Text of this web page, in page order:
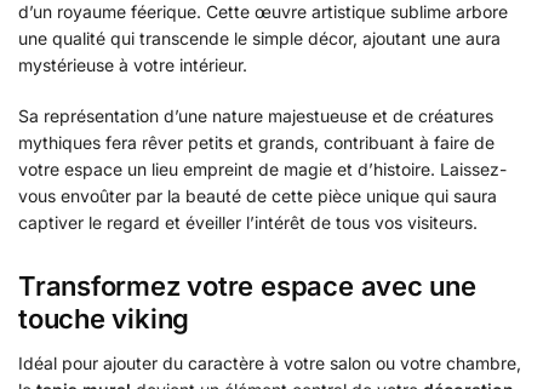
d’un royaume féerique. Cette œuvre artistique sublime arbore
une qualité qui transcende le simple décor, ajoutant une aura
mystérieuse à votre intérieur.
Sa représentation d’une nature majestueuse et de créatures
mythiques fera rêver petits et grands, contribuant à faire de
votre espace un lieu empreint de magie et d’histoire. Laissez-
vous envoûter par la beauté de cette pièce unique qui saura
captiver le regard et éveiller l’intérêt de tous vos visiteurs.
Transformez votre espace avec une
touche viking
Idéal pour ajouter du caractère à votre salon ou votre chambre,